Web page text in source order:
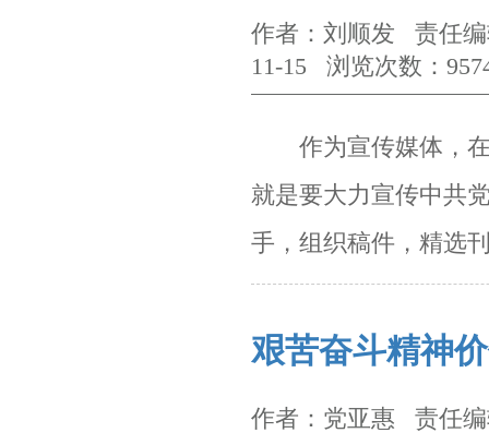
作者：刘顺发 责任
11-15 浏览次数：
作为宣传媒体，在
就是要大力宣传中共
手，组织稿件，精选
艰苦奋斗精神
作者：党亚惠 责任